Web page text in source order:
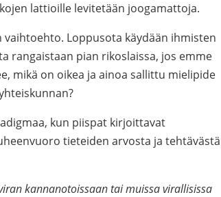
lattioille levitetään joogamattoja.
Loppusota käydään ihmisten
rangaistaan pian rikoslaissa, jos emme
mikä on oikea ja ainoa sallittu mielipide
kun piispat kirjoittavat
tieteiden arvosta ja tehtävästä
kannanotoissaan tai muissa virallisissa